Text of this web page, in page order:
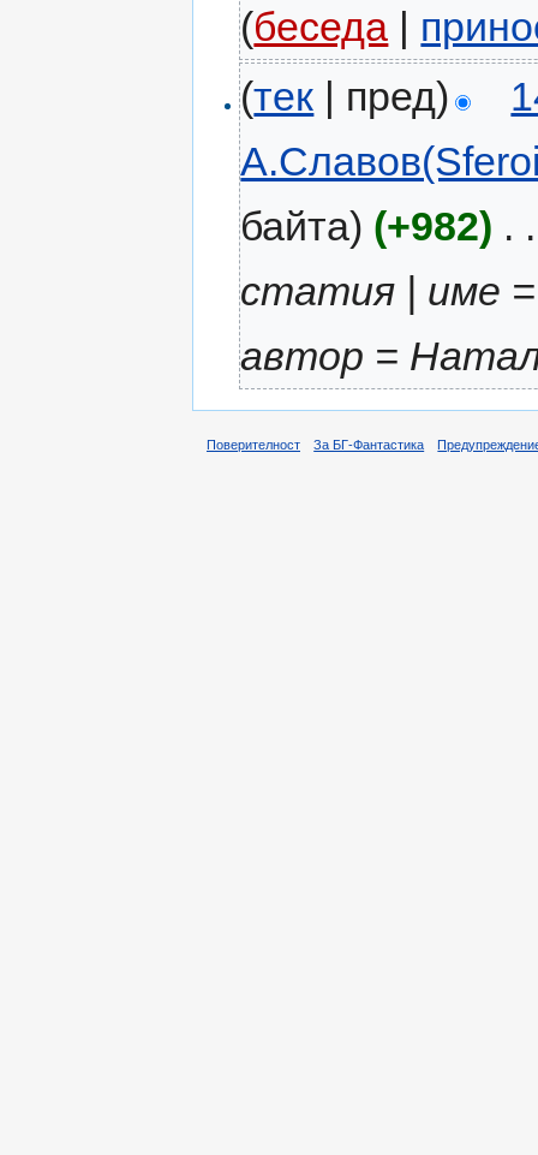
(беседа |
(тек | пред)
байта) (+982) . .
статия | име
автор =
Поверителност За БГ-Фантастика